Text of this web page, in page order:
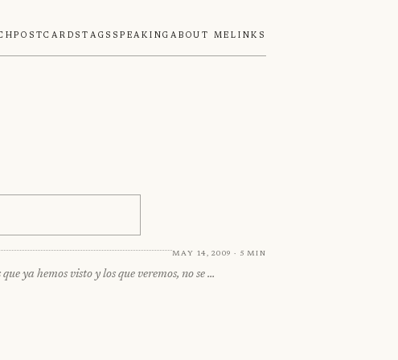
PostcardsTags SpeakingAbout MeLinks
May 14, 2009 · 5 min
ya hemos visto y los que veremos, no se …